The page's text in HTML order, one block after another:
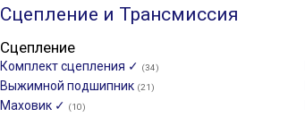
Сцепление и Трансмиссия
Сцепление
Комплект сцепления ✓ (34)
Выжимной подшипник (21)
Маховик ✓ (10)